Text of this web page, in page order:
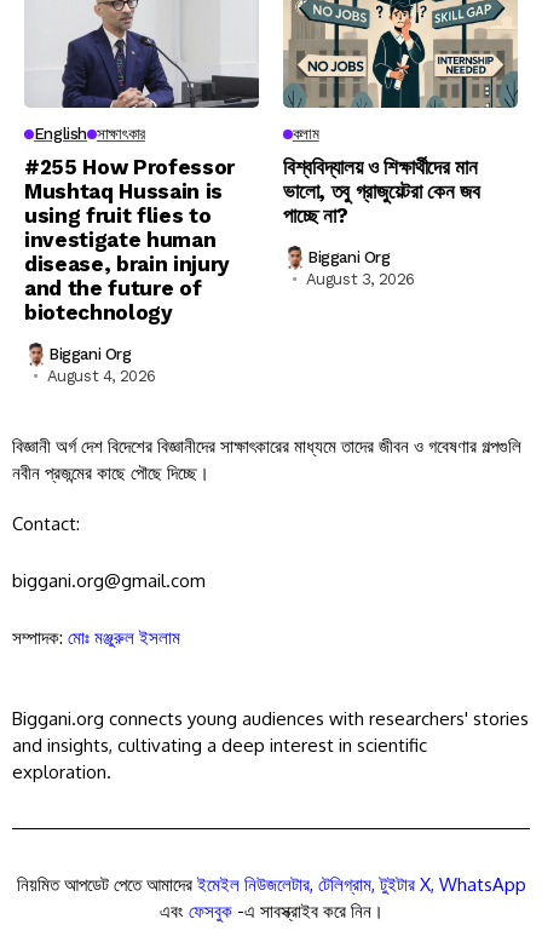
English সাক্ষাৎকার
#255 How Professor
Mushtaq Hussain is
using fruit flies to
investigate human
disease, brain injury
and the future of
biotechnology
Biggani Org
August 4, 2026
কলাম
বিশ্ববিদ্যালয় ও শিক্ষার্থীদের মান
ভালো, তবু গ্রাজুয়েটরা কেন জব
পাচ্ছে না?
Biggani Org
August 3, 2026
বিজ্ঞানী অর্গ দেশ বিদেশের বিজ্ঞানীদের সাক্ষাৎকারের মাধ্যমে তাদের জীবন ও গবেষণার গল্পগুলি
নবীন প্রজন্মের কাছে পৌছে দিচ্ছে।
Contact:
biggani.org@gmail.com
সম্পাদক: মোঃ মঞ্জুরুল ইসলাম
Biggani.org connects young audiences with researchers' stories
and insights, cultivating a deep interest in scientific
exploration.
নিয়মিত আপডেট পেতে আমাদেরইমেইল নিউজলেটার, টেলিগ্রাম,টুইটার X, WhatsApp
এবং ফেসবুক-এ সাবস্ক্রাইব করে নিন।